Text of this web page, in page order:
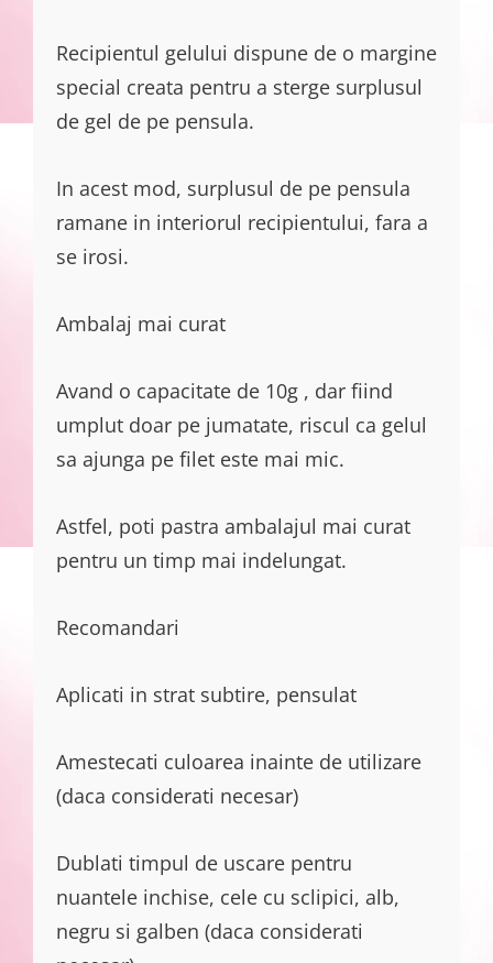
Recipientul gelului dispune de o margine
special creata pentru a sterge surplusul
de gel de pe pensula.
In acest mod, surplusul de pe pensula
ramane in interiorul recipientului, fara a
se irosi.
Ambalaj mai curat
Avand o capacitate de 10g , dar fiind
umplut doar pe jumatate, riscul ca gelul
sa ajunga pe filet este mai mic.
Astfel, poti pastra ambalajul mai curat
pentru un timp mai indelungat.
Recomandari
Aplicati in strat subtire, pensulat
Amestecati culoarea inainte de utilizare
(daca considerati necesar)
Dublati timpul de uscare pentru
nuantele inchise, cele cu sclipici, alb,
negru si galben (daca considerati